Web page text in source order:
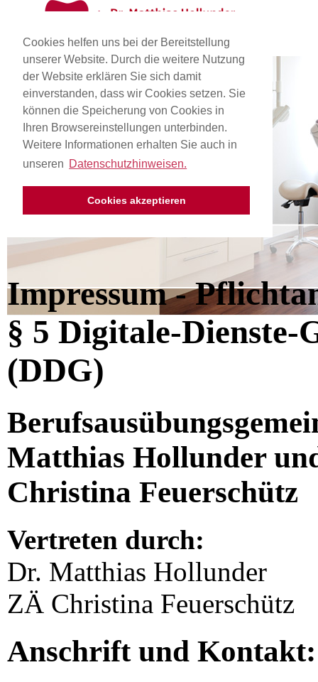
Cookies helfen uns bei der Bereitstellung
unserer Website. Durch die weitere Nutzung
der Website erklären Sie sich damit
einverstanden, dass wir Cookies setzen. Sie
können die Speicherung von Cookies in
Ihren Browsereinstellungen unterbinden.
Weitere Informationen erhalten Sie auch in
unseren Datenschutzhinweisen.
Cookies akzeptieren
Impressum -
§ 5 Digitale-Dienste-
(DDG)
Matthias Hollunder
Christina Feuerschütz
Vertreten durch:
Dr. Matthias Hollunder
ZÄ Christina Feuerschütz
Anschrift und Kontakt: